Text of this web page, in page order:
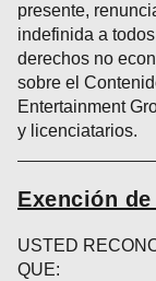
presente,
indefinida a
derechos no
sobre el
Entertainment
y licenciatarios.
Exención
USTED
QUE: